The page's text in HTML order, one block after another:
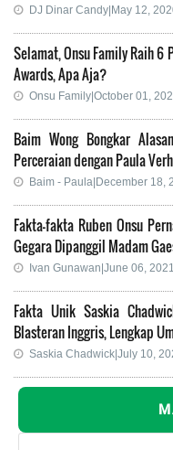
DJ Dinar Candy|May 12,
Selamat, Onsu Family Raih 6
Awards, Apa Aja?
Onsu Family|October 01,
Baim Wong Bongkar
Perceraian dengan Paula
Baim - Paula|December 18,
Fakta-fakta Ruben Onsu
Gegara Dipanggil Madam
Ivan Gunawan|June 06,
Fakta Unik Saskia
Blasteran Inggris, Lengkap
Saskia Chadwick|July 10,